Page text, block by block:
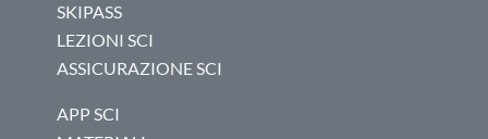
SKIPASS
LEZIONI SCI
ASSICURAZIONE SCI
APP SCI